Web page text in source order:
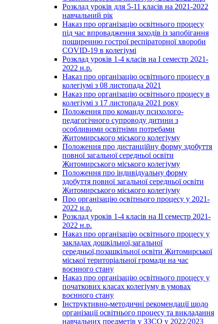
Розклад уроків для 5-11 класів на 2021-2022
навчальний рік
Наказ про організацію освітнього процесу
під час впровадження заходів із запобігання
поширенню гострої респіраторної хвороби
COVID-19 в колегіумі
Розклад уроків 1-4 класів на І семестр 2021-
2022 н.р.
Наказ про організацію освітнього процесу в
колегіумі з 08 листопада 2021
Наказ про організацію освітнього процесу в
колегіумі з 17 листопада 2021 року
Положення про команду психолого-
педагогічного супроводу дитини з
особливими освітніми потребами
Житомирського міського колегіуму
Положення про дистанційну форму здобуття
повної загальної середньої освіти
Житомирського міського колегіуму
Положення про індивідуальну форму
здобуття повної загальної середньої освіти
Житомирського міського колегіуму
Про організацію освітнього процесу у 2021-
2022 н.р.
Розклад уроків 1-4 класів на ІІ семестр 2021-
2022 н.р.
Наказ про організацію освітнього процесу у
закладах дошкільної,загальної
середньої,позашкільної освіти Житомирської
міської територіальної громади на час
воєнного стану
Наказ про організацію освітнього процесу у
початкових класах колегіуму в умовах
воєнного стану
Інструктивно-методичні рекомендації щодо
організації освітнього процесу та викладання
навчальних предметів у ЗЗСО у 2022/2023